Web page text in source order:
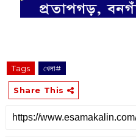
Tags খেলা#
Share This